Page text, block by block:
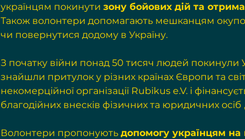
українцям покинути зону бойових дій та
Також волонтери допомагають мешканцям
чи повернутися додому в Україну.
З початку війни понад 50 тисяч людей покинули
знайшли притулок у різних країнах Європи та
некомерційної організації Rubikus e.V. і
благодійних внесків фізичних та юридичних осіб
Волонтери пропонують допомогу українцям на